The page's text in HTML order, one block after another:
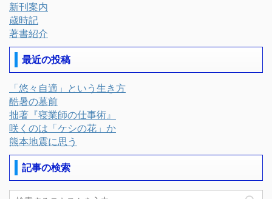
新刊案内
歳時記
著書紹介
最近の投稿
「悠々自適」という生き方
酷暑の墓前
拙著『寝業師の仕事術』
咲くのは「ケシの花」か
熊本地震に思う
記事の検索